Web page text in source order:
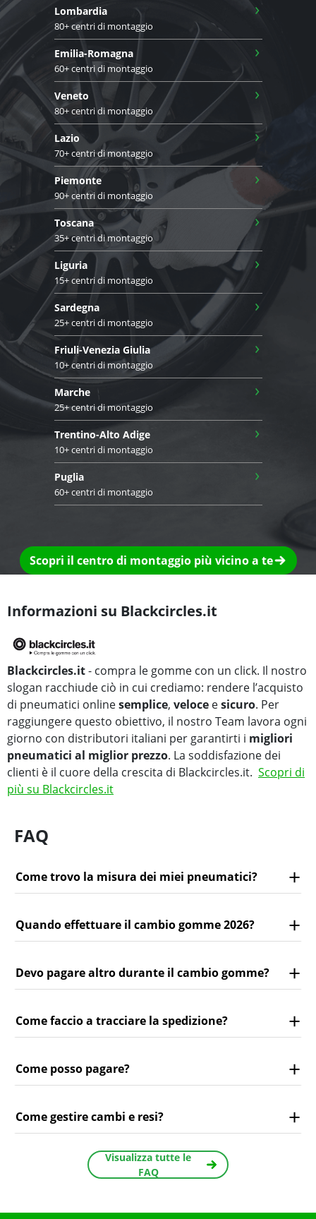
Lombardia
80+ centri di montaggio
›
Emilia-Romagna
60+ centri di montaggio
›
Veneto
80+ centri di montaggio
›
Lazio
70+ centri di montaggio
›
Piemonte
90+ centri di montaggio
›
Toscana
35+ centri di montaggio
›
Liguria
15+ centri di montaggio
›
Sardegna
25+ centri di montaggio
›
Friuli-Venezia Giulia
10+ centri di montaggio
›
Marche
25+ centri di montaggio
›
Trentino-Alto Adige
10+ centri di montaggio
›
Puglia
60+ centri di montaggio
›
Scopri il centro di montaggio più vicino a te
Informazioni su Blackcircles.it
Blackcircles.it- compra le gomme con un click. Il nostro
slogan racchiude ciò in cui crediamo: rendere l’acquisto
di pneumatici onlinesemplice, veloce esicuro. Per
raggiungere questo obiettivo, il nostro Team lavora ogni
giorno con distributori italiani per garantirti i migliori
pneumatici al miglior prezzo. La soddisfazione dei
clienti è il cuore della crescita di Blackcircles.it. Scopri di
più su Blackcircles.it
FAQ
Come trovo la misura dei miei pneumatici?
Quando effettuare il cambio gomme 2026?
Devo pagare altro durante il cambio gomme?
Come faccio a tracciare la spedizione?
Come posso pagare?
Come gestire cambi e resi?
Visualizza tutte le
FAQ